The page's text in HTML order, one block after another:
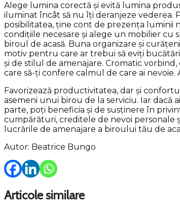
Alege lumina corectă și evită lumina
iluminat încât să nu îți deranjeze vederea.
posibilitatea, ține cont de prezența luminii
condițiile necesare și alege un mobilier
biroul de acasă. Buna organizare și
motiv pentru care ar trebui să eviți
și de stilul de amenajare. Cromatic
care să-ți confere calmul de care ai
Favorizează productivitatea, dar și
asemeni unui birou de la serviciu. Iar dacă
parte, poți beneficia și de susținere în
cumpărături, creditele de nevoi personale
lucrările de amenajare a biroului tău de
Autor: Beatrice Bungo
Articole similare